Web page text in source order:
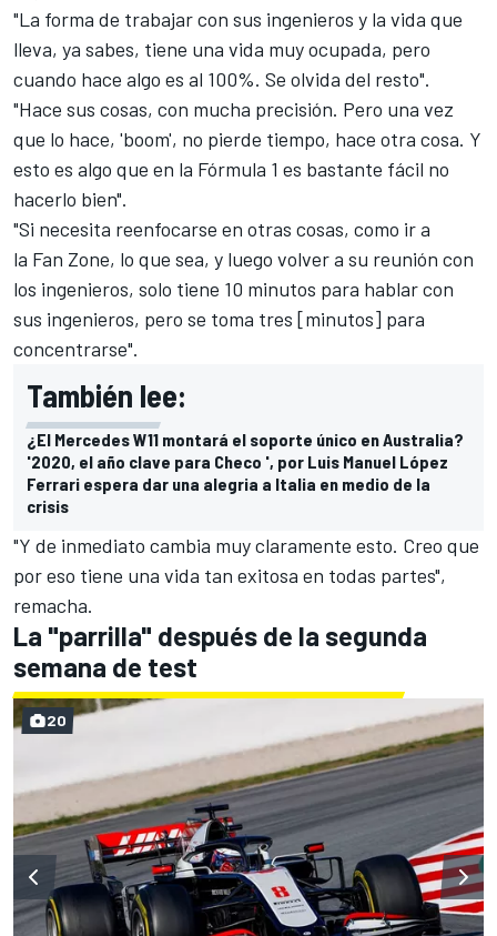
"La forma de trabajar con sus ingenieros y la vida que
lleva, ya sabes, tiene una vida muy ocupada, pero
cuando hace algo es al 100%. Se olvida del resto".
"Hace sus cosas, con mucha precisión. Pero una vez
que lo hace, 'boom', no pierde tiempo, hace otra cosa. Y
esto es algo que en la Fórmula 1 es bastante fácil no
hacerlo bien".
"Si necesita reenfocarse en otras cosas, como ir a
la Fan Zone, lo que sea, y luego volver a su reunión con
los ingenieros, solo tiene 10 minutos para hablar con
sus ingenieros, pero se toma tres [minutos] para
concentrarse".
También lee:
¿El Mercedes W11 montará el soporte único en Australia?
'2020, el año clave para Checo ', por Luis Manuel López
Ferrari espera dar una alegria a Italia en medio de la
crisis
"Y de inmediato cambia muy claramente esto. Creo que
por eso tiene una vida tan exitosa en todas partes",
remacha.
La "parrilla" después de la segunda
semana de test
20